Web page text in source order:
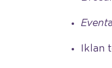
Event
Iklan